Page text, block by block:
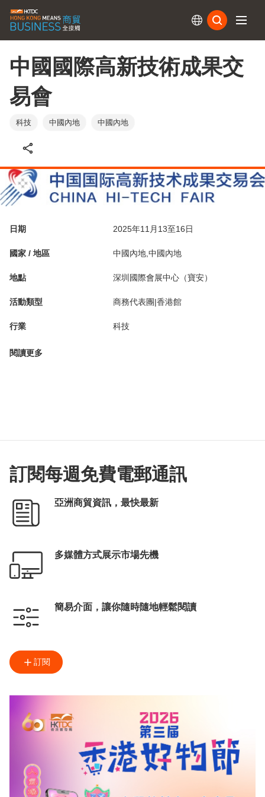
中國國際高新技術成果交
易會
科技 中國內地 中國內地
日期 2025年11月13至16日
國家 / 地區 中國內地,中國內地
地點 深圳國際會展中心（寶安）
活動類型 商務代表團|香港館
行業 科技
閱讀更多
訂閱每週免費電郵通訊
亞洲商貿資訊，最快最新
多媒體方式展示市場先機
簡易介面，讓你隨時隨地輕鬆閱讀
訂閱